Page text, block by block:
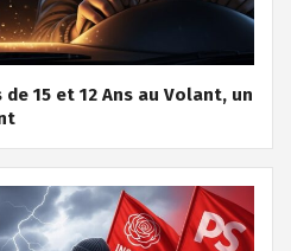
15 et 12 Ans au Volant, un